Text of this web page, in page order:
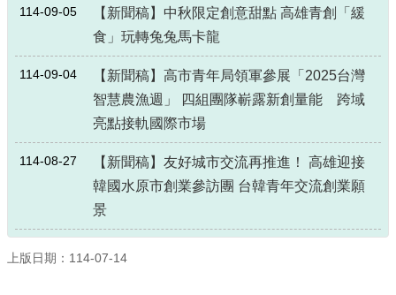
114-09-05
【新聞稿】中秋限定創意甜點 高雄青創「緩
食」玩轉兔兔馬卡龍
114-09-04
【新聞稿】高市青年局領軍參展「2025台灣
智慧農漁週」 四組團隊嶄露新創量能 跨域
亮點接軌國際市場
114-08-27
【新聞稿】友好城市交流再推進！ 高雄迎接
韓國水原市創業參訪團 台韓青年交流創業願
景
上版日期：114-07-14